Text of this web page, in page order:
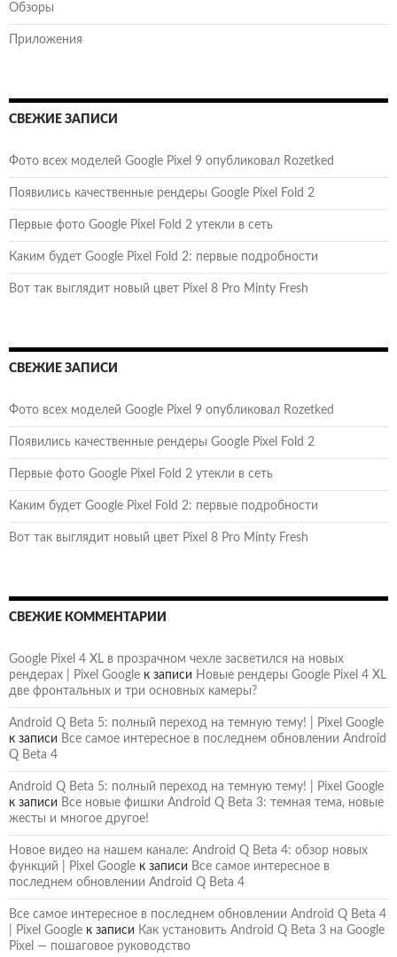
Обзоры
Приложения
СВЕЖИЕ ЗАПИСИ
Фото всех моделей Google Pixel 9 опубликовал Rozetked
Появились качественные рендеры Google Pixel Fold 2
Первые фото Google Pixel Fold 2 утекли в сеть
Каким будет Google Pixel Fold 2: первые подробности
Вот так выглядит новый цвет Pixel 8 Pro Minty Fresh
СВЕЖИЕ ЗАПИСИ
Фото всех моделей Google Pixel 9 опубликовал Rozetked
Появились качественные рендеры Google Pixel Fold 2
Первые фото Google Pixel Fold 2 утекли в сеть
Каким будет Google Pixel Fold 2: первые подробности
Вот так выглядит новый цвет Pixel 8 Pro Minty Fresh
СВЕЖИЕ КОММЕНТАРИИ
Google Pixel 4 XL в прозрачном чехле засветился на новых
рендерах | Pixel Google к записи Новые рендеры Google Pixel 4 XL
две фронтальных и три основных камеры?
Android Q Beta 5: полный переход на темную тему! | Pixel Google
к записи Все самое интересное в последнем обновлении Android
Q Beta 4
Android Q Beta 5: полный переход на темную тему! | Pixel Google
к записи Все новые фишки Android Q Beta 3: темная тема, новые
жесты и многое другое!
Новое видео на нашем канале: Android Q Beta 4: обзор новых
функций | Pixel Google к записи Все самое интересное в
последнем обновлении Android Q Beta 4
Все самое интересное в последнем обновлении Android Q Beta 4
| Pixel Google к записи Как установить Android Q Beta 3 на Google
Pixel — пошаговое руководство